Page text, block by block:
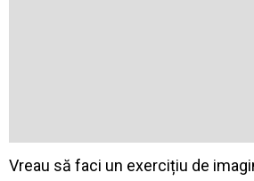
Vreau să faci un exercițiu de